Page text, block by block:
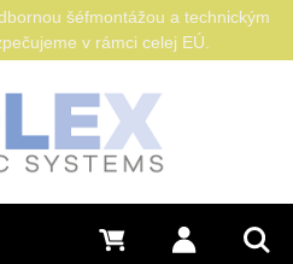
Prihlásiť sa
0 €
šéfmontážou a technickým
v rámci celej EÚ.